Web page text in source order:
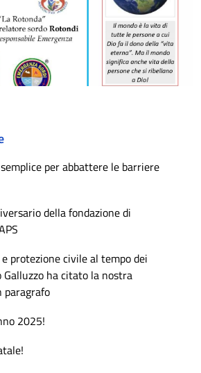
per abbattere le barriere
della fondazione di
protezione civile al tempo dei
Galluzzo ha citato la nostra
paragrafo
2025!